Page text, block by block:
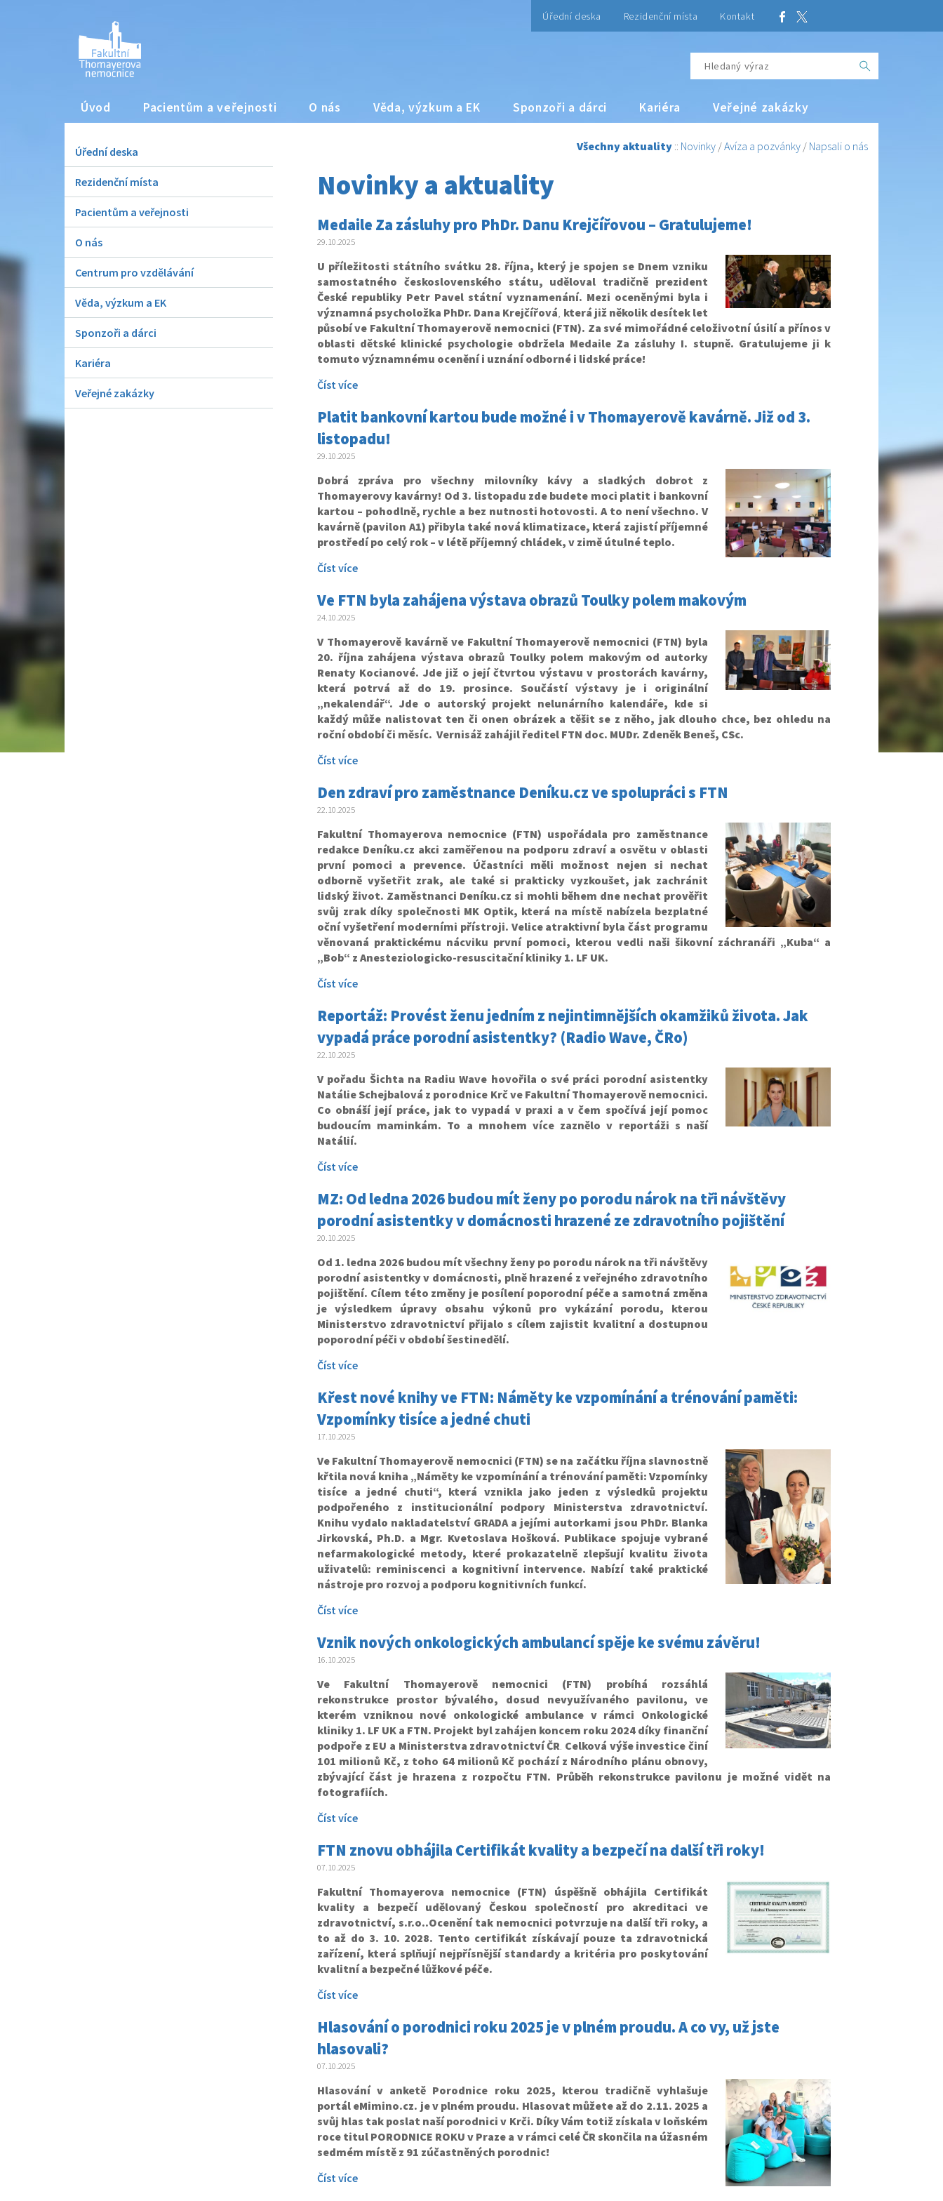
Úřední deska Rezidenční místa Kontakt
Úvod Pacientům a veřejnosti O nás Věda, výzkum a EK Sponzoři a dárci Kariéra Veřejné zakázky
Úřední deska
Rezidenční místa
Pacientům a veřejnosti
O nás
Centrum pro vzdělávání
Věda, výzkum a EK
Sponzoři a dárci
Kariéra
Veřejné zakázky
Všechny aktuality :: Novinky /Avíza a pozvánky / Napsali o nás
Novinky a aktuality
Medaile Za zásluhy pro PhDr. Danu Krejčířovou – Gratulujeme!
29.10.2025
U příležitosti státního svátku 28. října, který je spojen se Dnem vzniku
samostatného československého státu, uděloval tradičně prezident
České republiky Petr Pavel státní vyznamenání. Mezi oceněnými byla i
významná psycholožka PhDr. Dana Krejčířová, která již několik desítek let
působí ve Fakultní Thomayerově nemocnici (FTN). Za své mimořádné celoživotní úsilí a přínos v
oblasti dětské klinické psychologie obdržela Medaile Za zásluhy I. stupně. Gratulujeme ji k
tomuto významnému ocenění i uznání odborné i lidské práce!
Číst více
Platit bankovní kartou bude možné i v Thomayerově kavárně. Již od 3.
listopadu!
29.10.2025
Dobrá zpráva pro všechny milovníky kávy a sladkých dobrot z
Thomayerovy kavárny! Od 3. listopadu zde budete moci platit i bankovní
kartou – pohodlně, rychle a bez nutnosti hotovosti. A to není všechno. V
kavárně (pavilon A1) přibyla také nová klimatizace, která zajistí příjemné
prostředí po celý rok – v létě příjemný chládek, v zimě útulné teplo.
Číst více
Ve FTN byla zahájena výstava obrazů Toulky polem makovým
24.10.2025
V Thomayerově kavárně ve Fakultní Thomayerově nemocnici (FTN) byla
20. října zahájena výstava obrazů Toulky polem makovým od autorky
Renaty Kocianové. Jde již o její čtvrtou výstavu v prostorách kavárny,
která potrvá až do 19. prosince. Součástí výstavy je i originální
„nekalendář“. Jde o autorský projekt nelunárního kalendáře, kde si
každý může nalistovat ten či onen obrázek a těšit se z něho, jak dlouho chce, bez ohledu na
roční období či měsíc. Vernisáž zahájil ředitel FTN doc. MUDr. Zdeněk Beneš, CSc.
Číst více
Den zdraví pro zaměstnance Deníku.cz ve spolupráci s FTN
22.10.2025
Fakultní Thomayerova nemocnice (FTN) uspořádala pro zaměstnance
redakce Deníku.cz akci zaměřenou na podporu zdraví a osvětu v oblasti
první pomoci a prevence. Účastníci měli možnost nejen si nechat
odborně vyšetřit zrak, ale také si prakticky vyzkoušet, jak zachránit
lidský život. Zaměstnanci Deníku.cz si mohli během dne nechat prověřit
svůj zrak díky společnosti MK Optik, která na místě nabízela bezplatné
oční vyšetření moderními přístroji. Velice atraktivní byla část programu
věnovaná praktickému nácviku první pomoci, kterou vedli naši šikovní záchranáři „Kuba“ a
„Bob“ z Anesteziologicko-resuscitační kliniky 1. LF UK.
Číst více
Reportáž: Provést ženu jedním z nejintimnějších okamžiků života. Jak
vypadá práce porodní asistentky? (Radio Wave, ČRo)
22.10.2025
V pořadu Šichta na Radiu Wave hovořila o své práci porodní asistentky
Natálie Schejbalová z porodnice Krč ve Fakultní Thomayerově nemocnici.
Co obnáší její práce, jak to vypadá v praxi a v čem spočívá její pomoc
budoucím maminkám. To a mnohem více zaznělo v reportáži s naší
Natálií.
Číst více
MZ: Od ledna 2026 budou mít ženy po porodu nárok na tři návštěvy
porodní asistentky v domácnosti hrazené ze zdravotního pojištění
20.10.2025
Od 1. ledna 2026 budou mít všechny ženy po porodu nárok na tři návštěvy
porodní asistentky v domácnosti, plně hrazené z veřejného zdravotního
pojištění. Cílem této změny je posílení poporodní péče a samotná změna
je výsledkem úpravy obsahu výkonů pro vykázání porodu, kterou
Ministerstvo zdravotnictví přijalo s cílem zajistit kvalitní a dostupnou
poporodní péči v období šestinedělí.
Číst více
Křest nové knihy ve FTN: Náměty ke vzpomínání a trénování paměti:
Vzpomínky tisíce a jedné chuti
17.10.2025
Ve Fakultní Thomayerově nemocnici (FTN) se na začátku října slavnostně
křtila nová kniha „Náměty ke vzpomínání a trénování paměti: Vzpomínky
tisíce a jedné chuti“, která vznikla jako jeden z výsledků projektu
podpořeného z institucionální podpory Ministerstva zdravotnictví.
Knihu vydalo nakladatelství GRADA a jejími autorkami jsou PhDr. Blanka
Jirkovská, Ph.D. a Mgr. Kvetoslava Hošková. Publikace spojuje vybrané
nefarmakologické metody, které prokazatelně zlepšují kvalitu života
uživatelů: reminiscenci a kognitivní intervence. Nabízí také praktické
nástroje pro rozvoj a podporu kognitivních funkcí.
Číst více
Vznik nových onkologických ambulancí spěje ke svému závěru!
16.10.2025
Ve Fakultní Thomayerově nemocnici (FTN) probíhá rozsáhlá
rekonstrukce prostor bývalého, dosud nevyužívaného pavilonu, ve
kterém vzniknou nové onkologické ambulance v rámci Onkologické
kliniky 1. LF UK a FTN. Projekt byl zahájen koncem roku 2024 díky finanční
podpoře z EU a Ministerstva zdravotnictví ČR. Celková výše investice činí
101 milionů Kč, z toho 64 milionů Kč pochází z Národního plánu obnovy,
zbývající část je hrazena z rozpočtu FTN. Průběh rekonstrukce pavilonu je možné vidět na
fotografiích.
Číst více
FTN znovu obhájila Certifikát kvality a bezpečí na další tři roky!
07.10.2025
Fakultní Thomayerova nemocnice (FTN) úspěšně obhájila Certifikát
kvality a bezpečí udělovaný Českou společností pro akreditaci ve
zdravotnictví, s.r.o..Ocenění tak nemocnici potvrzuje na další tři roky, a
to až do 3. 10. 2028. Tento certifikát získávají pouze ta zdravotnická
zařízení, která splňují nejpřísnější standardy a kritéria pro poskytování
kvalitní a bezpečné lůžkové péče.
Číst více
Hlasování o porodnici roku 2025 je v plném proudu. A co vy, už jste
hlasovali?
07.10.2025
Hlasování v anketě Porodnice roku 2025, kterou tradičně vyhlašuje
portál eMimino.cz. je v plném proudu. Hlasovat můžete až do 2.11. 2025 a
svůj hlas tak poslat naší porodnici v Krči. Díky Vám totiž získala v loňském
roce titul PORODNICE ROKU v Praze a v rámci celé ČR skončila na úžasném
sedmém místě z 91 zúčastněných porodnic!
Číst více